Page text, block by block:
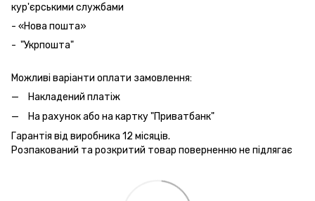
кур'єрськими службами
- «Нова пошта»
- "Укрпошта"
Можливі варіанти оплати замовлення:
Накладений платіж
На рахунок або на картку "Приватбанк"
Гарантія від виробника 12 місяців.
Розпакований та розкритий товар поверненню не підлягає